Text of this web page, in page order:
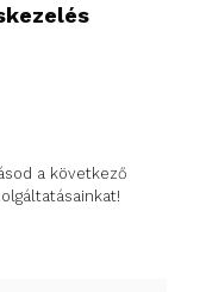
a következő